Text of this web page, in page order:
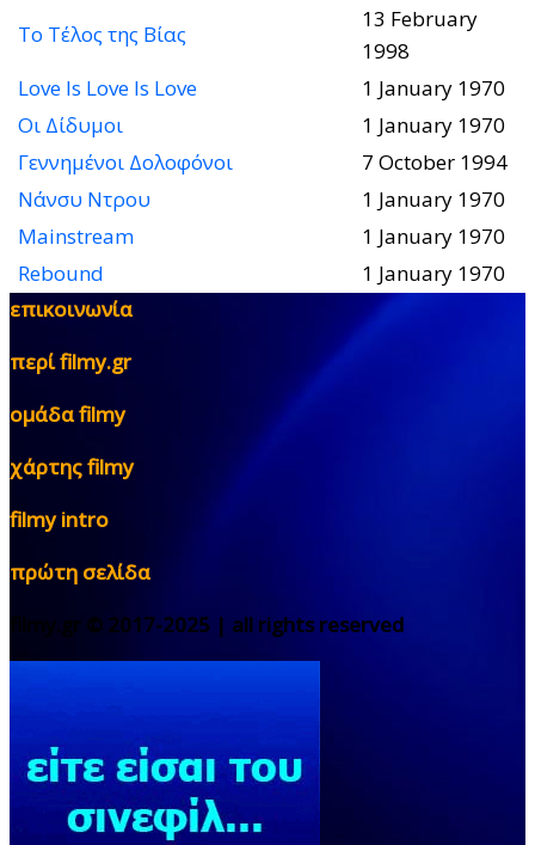
Το Τέλος της Βίας
13 February
1998
Love Is Love Is Love
1 January 1970
Οι Δίδυμοι
1 January 1970
Γεννημένοι Δολοφόνοι
7 October 1994
Νάνσυ Ντρου
1 January 1970
Mainstream
1 January 1970
Rebound
1 January 1970
επικοινωνία
περί filmy.gr
ομάδα filmy
χάρτης filmy
filmy intro
πρώτη σελίδα
filmy.gr © 2017-2025 | all rights reserved